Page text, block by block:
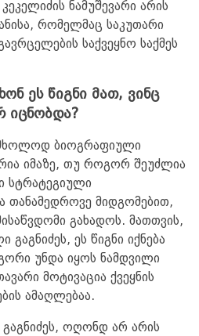
ნამუშევარი არის
რომელმაც საკუთარი
საქვეყნო საქმეს
ეს წიგნი მათ, ვინც
იცნობდა?
მხოლოდ ბიოგრაფიული
იმაზე, თუ როგორ შეუძლია
სტრატეგიული
თანამედროვე მიდგომებით,
გახადოს. მათთვის,
ეს წიგნი იქნება
უნდა იყოს ნამდვილი
მოტივაცია ქვეყნის
ამაღლებაა.
გაგნიძეს, ოღონდ არ არის